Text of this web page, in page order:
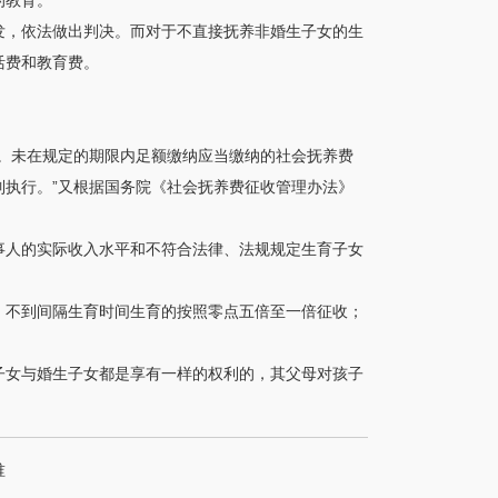
依法做出判决。而对于不直接抚养非婚生子女的生
和教育费。
未在规定的期限内足额缴纳应当缴纳的社会抚养费
行。”又根据国务院《社会抚养费征收管理办法》
的实际收入水平和不符合法律、法规规定生育子女
到间隔生育时间生育的按照零点五倍至一倍征收；
与婚生子女都是享有一样的权利的，其父母对孩子